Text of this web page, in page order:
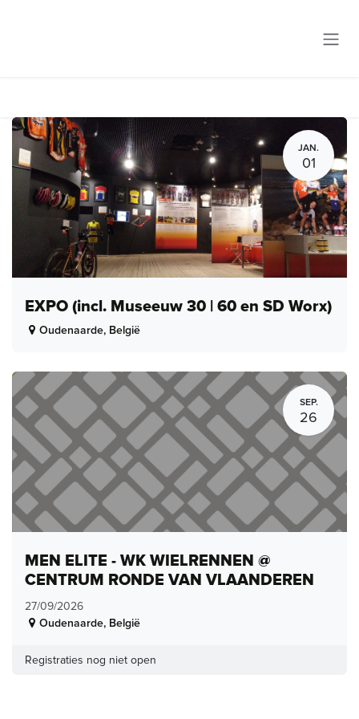
JAN.
01
EXPO (incl. Museeuw 30 | 60 en SD Worx)
Oudenaarde, België
SEP.
26
MEN ELITE - WK WIELRENNEN @
CENTRUM RONDE VAN VLAANDEREN
27/09/2026
Oudenaarde, België
Registraties nog niet open